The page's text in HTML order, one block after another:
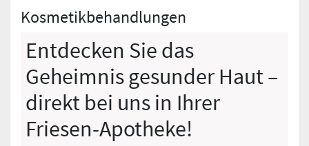
Kosmetikbehandlungen
Entdecken Sie das
Geheimnis gesunder Haut –
direkt bei uns in Ihrer
Friesen-Apotheke!